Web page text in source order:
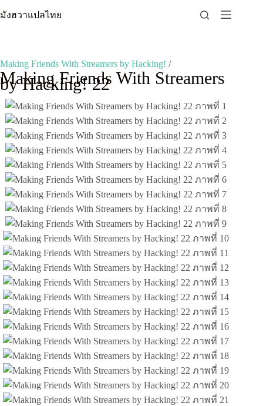
to
มังฮวาแปลไทย
Making Friends With Streamers by Hacking! /
Making Friends With Streamers
by Hacking! 22